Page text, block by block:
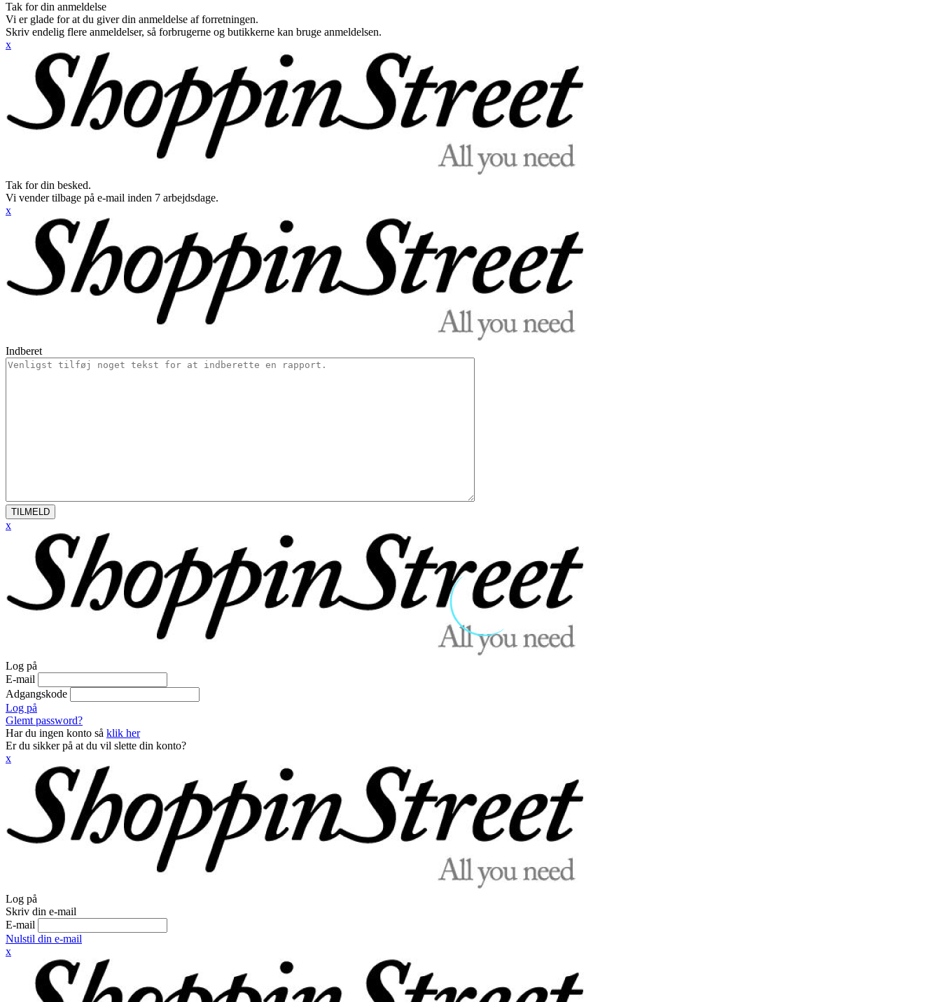
Tak for din anmeldelse
Vi er glade for at du giver din anmeldelse af forretningen.
Skriv endelig flere anmeldelser, så forbrugerne og butikkerne kan bruge anmeldelsen.
x
Tak for din besked.
Vi vender tilbage på e-mail inden 7 arbejdsdage.
x
Indberet
TILMELD
x
Log på
E-mail
Adgangskode
Log på
Glemt password?
Har du ingen konto så klik her
Er du sikker på at du vil slette din konto?
x
Log på
Skriv din e-mail
E-mail
Nulstil din e-mail
x